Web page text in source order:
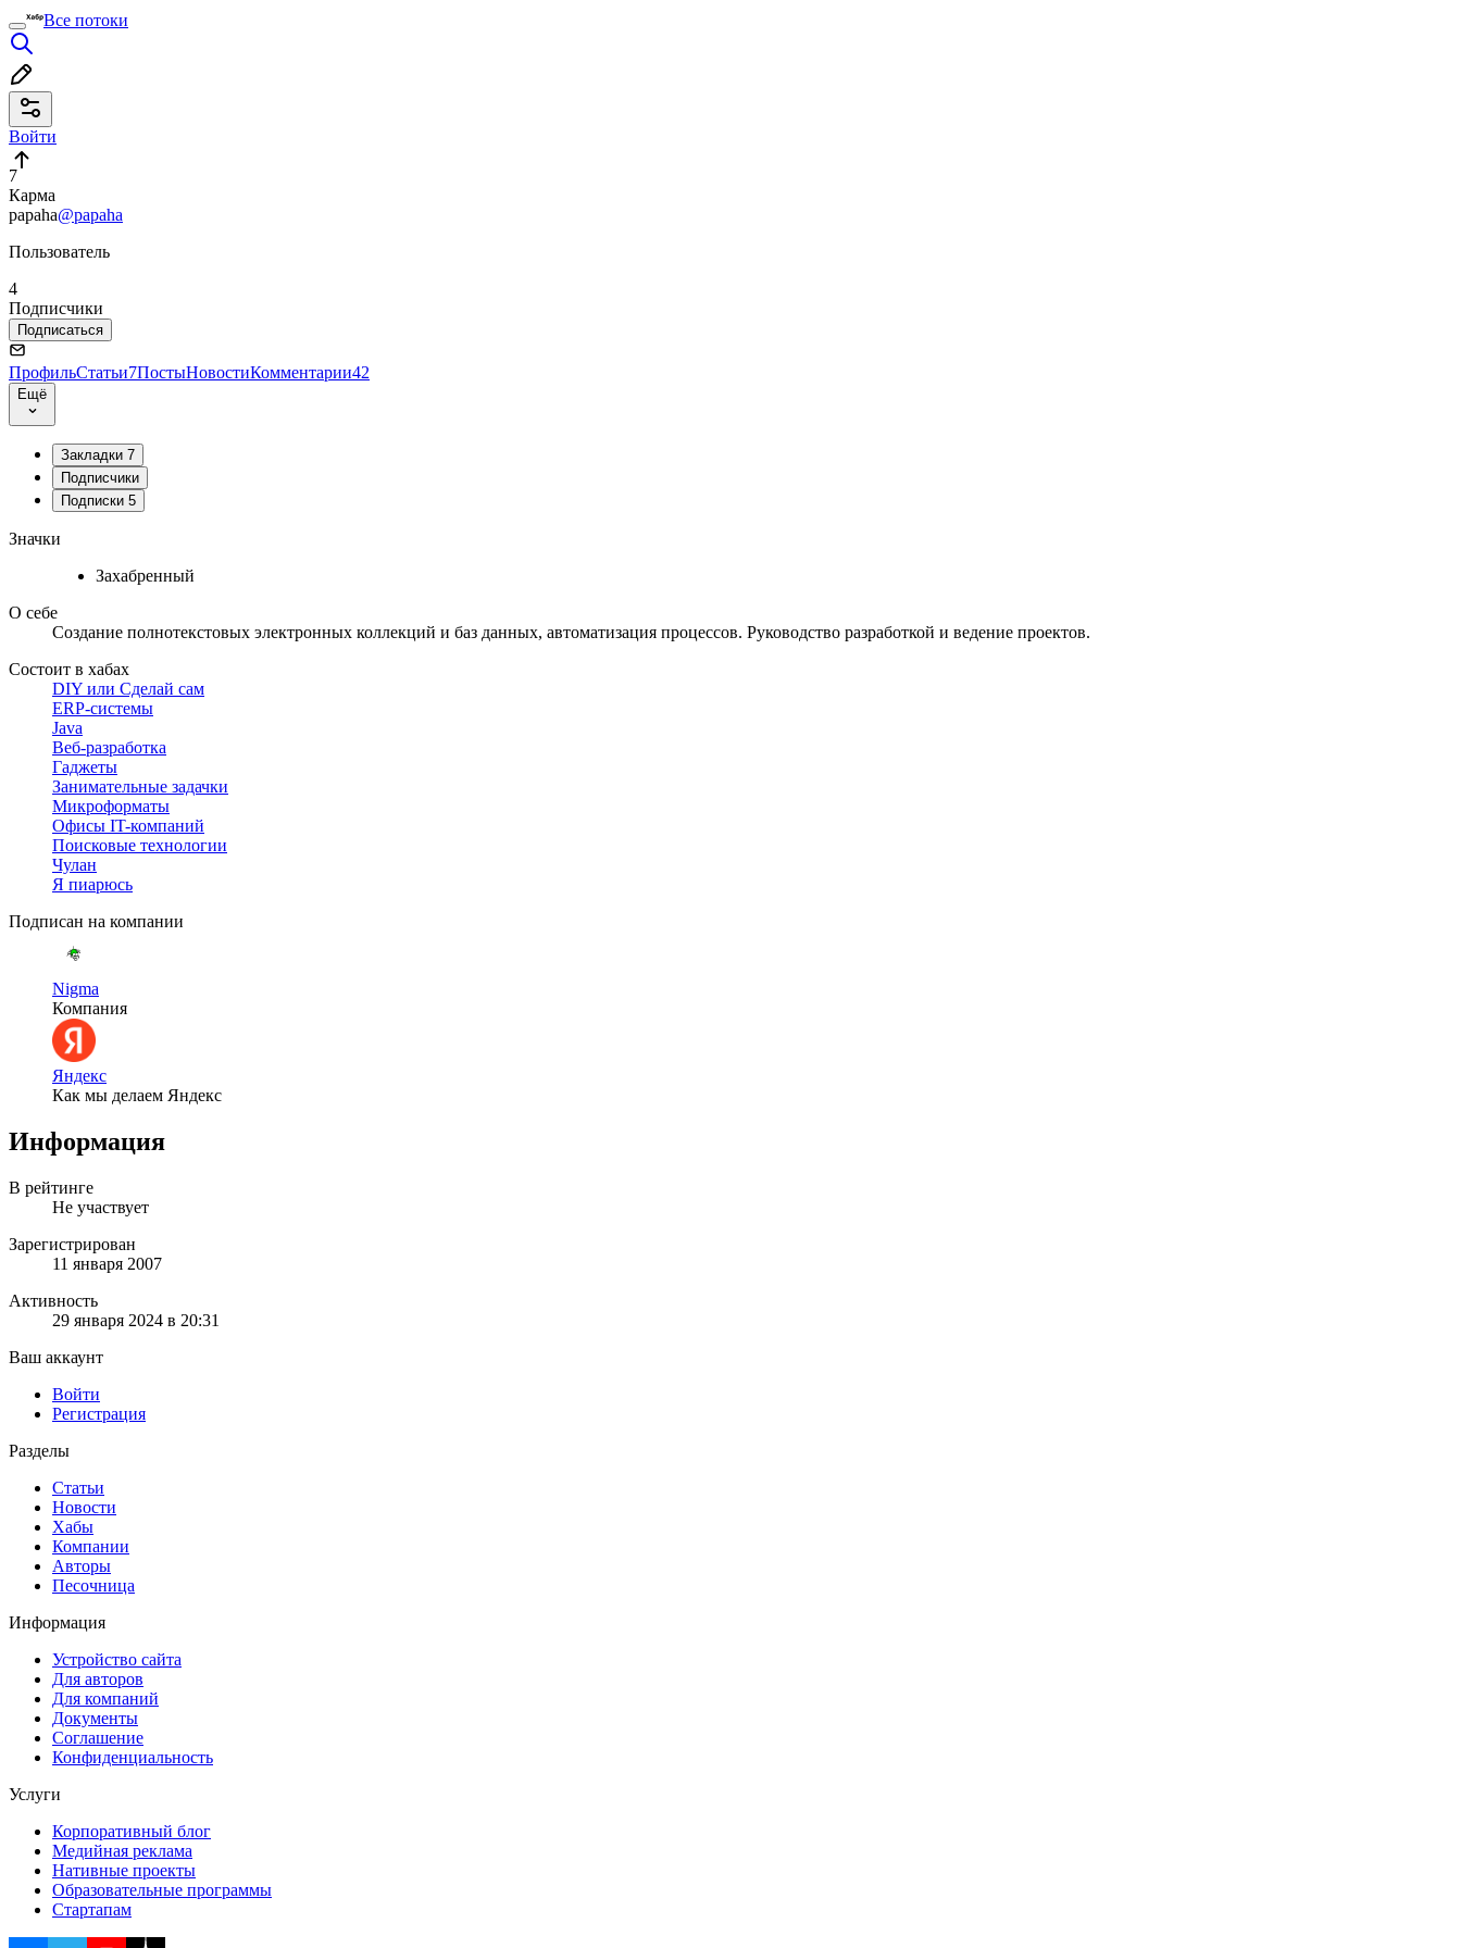
Все потоки
Войти
7
Карма
papaha@papaha
Пользователь
4
Подписчики
Подписаться
ПрофильСтатьи7ПостыНовостиКомментарии42
Ещё
Закладки 7
Подписчики
Подписки 5
Значки
Захабренный
О себе
Создание полнотекстовых электронных коллекций и баз данных, автоматизация процессов. Руководство разработкой и ведение проектов.
Состоит в хабах
DIY или Сделай сам
ERP-системы
Java
Веб-разработка
Гаджеты
Занимательные задачки
Микроформаты
Офисы IT-компаний
Поисковые технологии
Чулан
Я пиарюсь
Подписан на компании
Nigma
Компания
Яндекс
Как мы делаем Яндекс
Информация
В рейтинге
Не участвует
Зарегистрирован
11 января 2007
Активность
29 января 2024 в 20:31
Ваш аккаунт
Войти
Регистрация
Разделы
Статьи
Новости
Хабы
Компании
Авторы
Песочница
Информация
Устройство сайта
Для авторов
Для компаний
Документы
Соглашение
Конфиденциальность
Услуги
Корпоративный блог
Медийная реклама
Нативные проекты
Образовательные программы
Стартапам